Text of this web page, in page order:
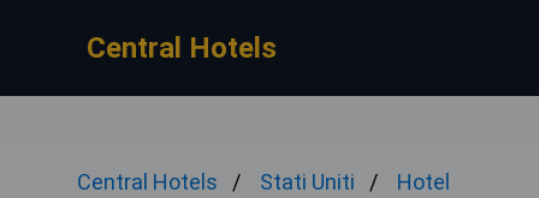
Central Hotels
Central Hotels Stati Uniti
Hotel